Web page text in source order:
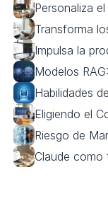
Personaliza
Transforma
Impulsa la
Modelos
Habilidades
Eligiendo el
Riesgo de
Claude como